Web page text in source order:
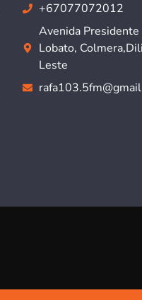
+67077072012
Avenida Presidente
Lobato,
Leste